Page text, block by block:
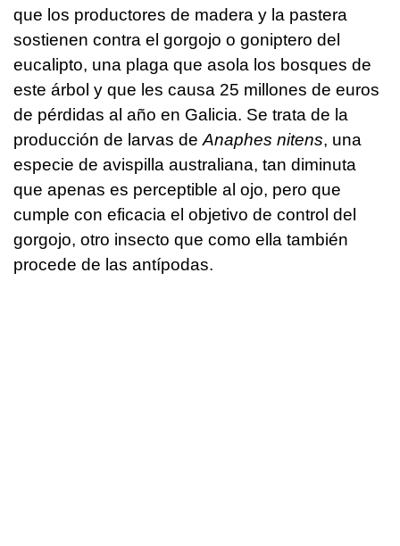
que los productores de madera y la pastera
sostienen contra el gorgojo o goniptero del
eucalipto, una plaga que asola los bosques de
este árbol y que les causa 25 millones de euros
de pérdidas al año en Galicia. Se trata de la
producción de larvas de Anaphes nitens, una
especie de avispilla australiana, tan diminuta
que apenas es perceptible al ojo, pero que
cumple con eficacia el objetivo de control del
gorgojo, otro insecto que como ella también
procede de las antípodas.